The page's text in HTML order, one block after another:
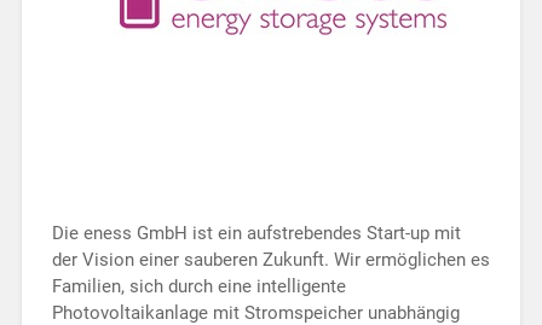
Die eness GmbH ist ein aufstrebendes Start-up mit
der Vision einer sauberen Zukunft. Wir ermöglichen es
Familien, sich durch eine intelligente
Photovoltaikanlage mit Stromspeicher unabhängig